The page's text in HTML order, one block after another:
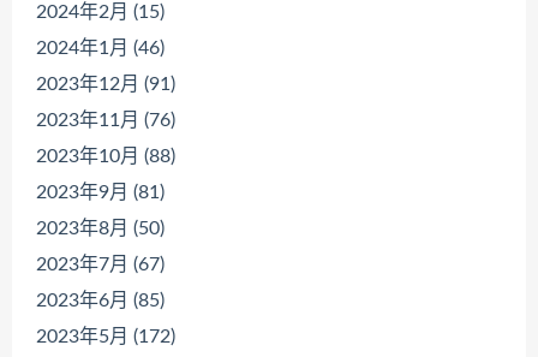
2024年2月 (15)
2024年1月 (46)
2023年12月 (91)
2023年11月 (76)
2023年10月 (88)
2023年9月 (81)
2023年8月 (50)
2023年7月 (67)
2023年6月 (85)
2023年5月 (172)